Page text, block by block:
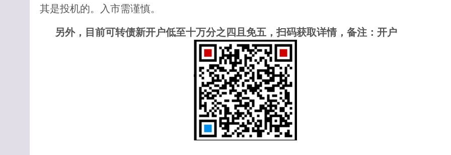
其是投机的。入市需谨慎。
另外，目前可转债新开户低至十万分之四且免五，扫码获取详情，备注：开户